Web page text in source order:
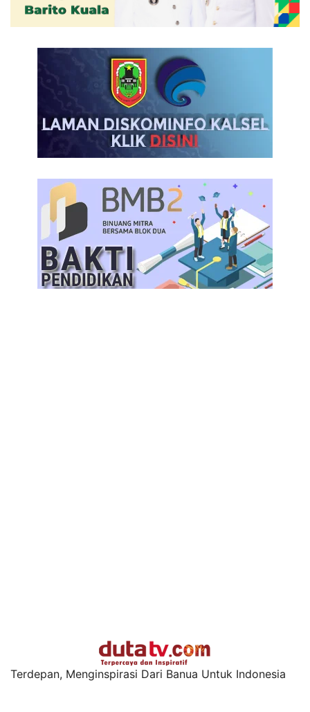
Terdepan, Menginspirasi Dari Banua Untuk Indonesia